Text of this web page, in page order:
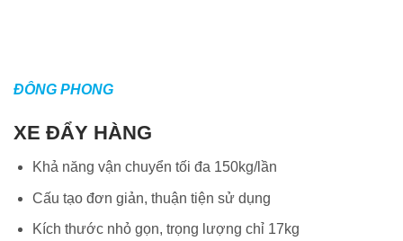
ĐÔNG PHONG
XE ĐẨY HÀNG
Khả năng vận chuyển tối đa 150kg/lần
Cấu tạo đơn giản, thuận tiện sử dụng
Kích thước nhỏ gọn, trọng lượng chỉ 17kg